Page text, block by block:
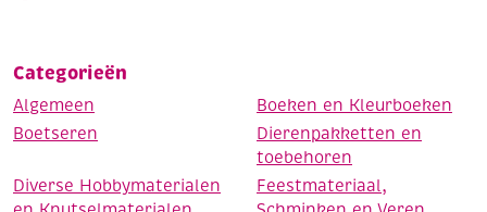
Categorieën
Algemeen
Boeken en Kleurboeken
Boetseren
Dierenpakketten en
toebehoren
Diverse Hobbymaterialen
Feestmateriaal,